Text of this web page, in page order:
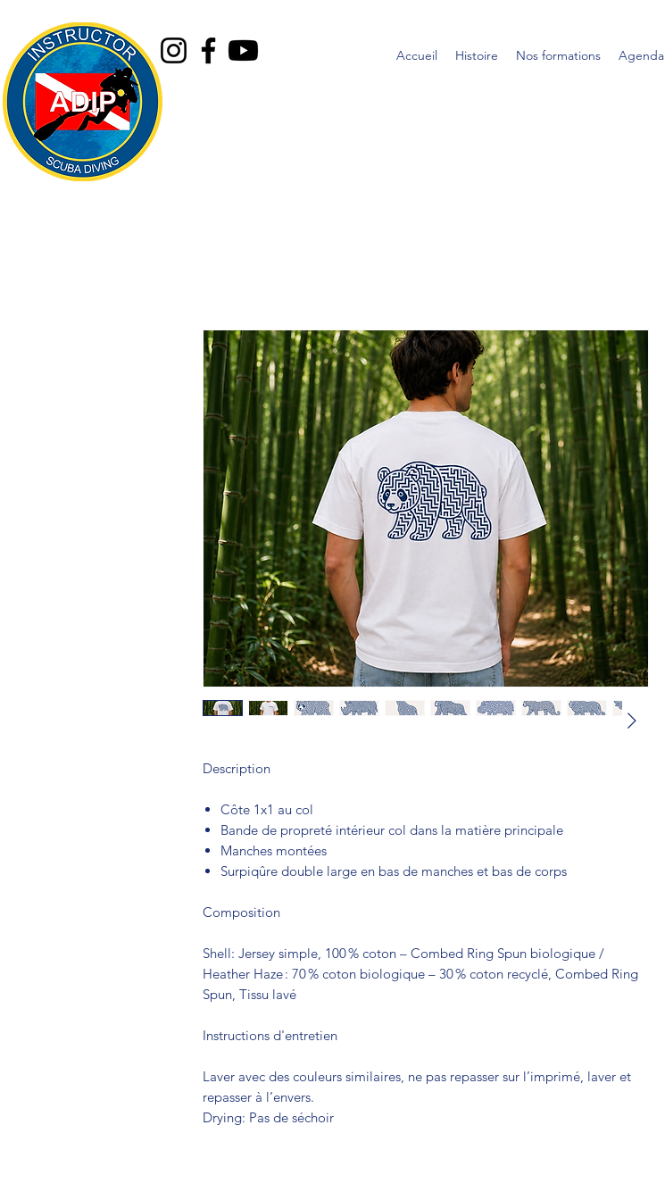
Accueil Histoire Nos formations Agenda
Description
Côte 1x1 au col
Bande de propreté intérieur col dans la matière principale
Manches montées
Surpiqûre double large en bas de manches et bas de corps
Composition
Shell: Jersey simple, 100 % coton – Combed Ring Spun biologique /
Heather Haze : 70 % coton biologique – 30 % coton recyclé, Combed Ring
Spun, Tissu lavé
Instructions d'entretien
Laver avec des couleurs similaires, ne pas repasser sur l’imprimé, laver et
repasser à l’envers.
Drying: Pas de séchoir